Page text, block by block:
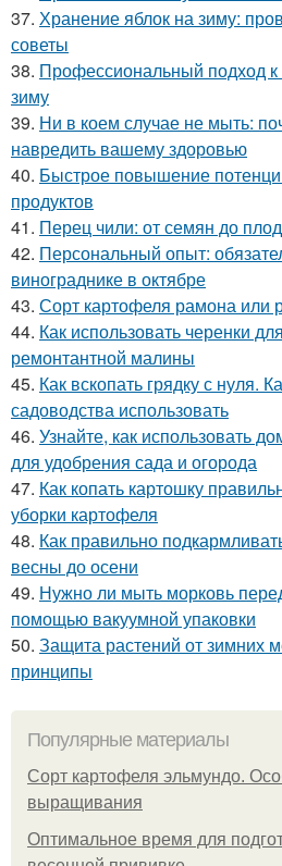
37. Хранение яблок на зиму:
советы
38. Профессиональный подход
зиму
39. Ни в коем случае не мыть:
навредить вашему здоровью
40. Быстрое повышение
продуктов
41. Перец чили: от семян до
42. Персональный опыт:
винограднике в октябре
43. Сорт картофеля рамона или
44. Как использовать черенки
ремонтантной малины
45. Как вскопать грядку с нуля.
садоводства использовать
46. Узнайте, как использовать
для удобрения сада и огорода
47. Как копать картошку
уборки картофеля
48. Как правильно
весны до осени
49. Нужно ли мыть морковь
помощью вакуумной упаковки
50. Защита растений от зимних
принципы
Популярные материалы
Сорт картофеля эльмундо.
выращивания
Оптимальное время для